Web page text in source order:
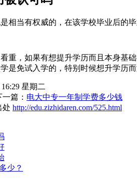
相当有权威的，在该学校毕业后的
重，如果有想提升学历而且本身基
是免试入学的，特别时候想升学历
星期二
一篇： 电大中专一年制学费多少钱
处 http://edu.zizhidaren.com/525.html
少？